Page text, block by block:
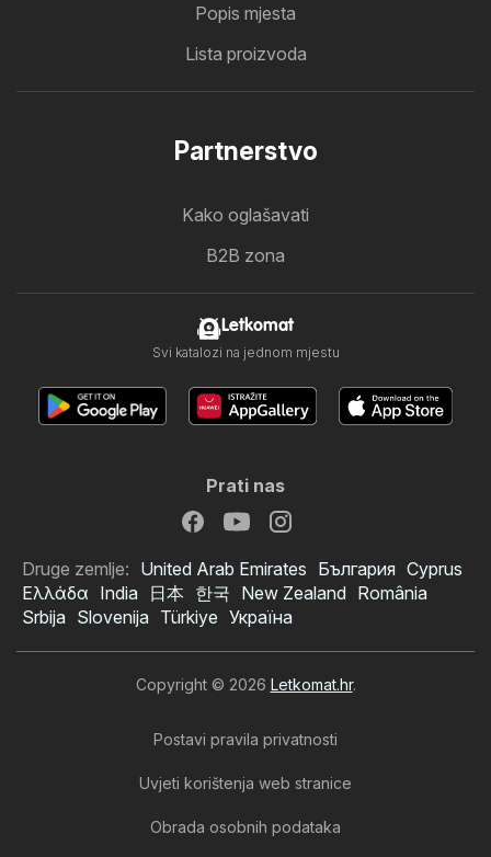
Popis mjesta
Lista proizvoda
Partnerstvo
Kako oglašavati
B2B zona
Letkomat
Svi katalozi na jednom mjestu
Prati nas
Druge zemlje: United Arab Emirates България Cyprus
Ελλάδα India 日本 한국 New Zealand România
Srbija Slovenija Türkiye Україна
Copyright © 2026 Letkomat.hr.
Postavi pravila privatnosti
Uvjeti korištenja web stranice
Obrada osobnih podataka